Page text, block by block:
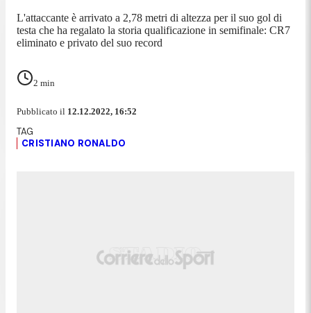
L'attaccante è arrivato a 2,78 metri di altezza per il suo gol di
testa che ha regalato la storia qualificazione in semifinale: CR7
eliminato e privato del suo record
2 min
Pubblicato il 12.12.2022, 16:52
CRISTIANO RONALDO